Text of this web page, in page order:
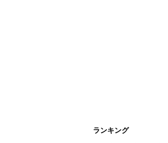
ランキング